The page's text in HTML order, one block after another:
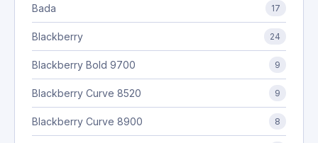
Bada 17
Blackberry 24
Blackberry Bold 9700 9
Blackberry Curve 8520 9
Blackberry Curve 8900 8